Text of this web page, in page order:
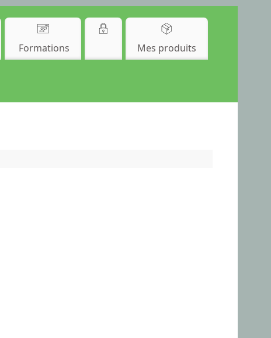
Formations Mes produits